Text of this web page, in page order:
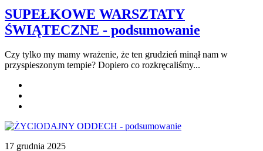
SUPEŁKOWE WARSZTATY
ŚWIĄTECZNE - podsumowanie
Czy tylko my mamy wrażenie, że ten grudzień minął nam w
przyspieszonym tempie? Dopiero co rozkręcaliśmy...
17 grudnia 2025